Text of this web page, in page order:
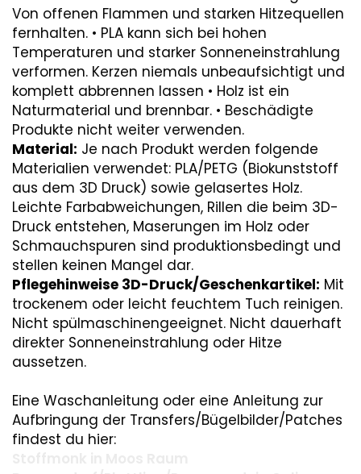
Von offenen Flammen und starken Hitzequellen
fernhalten. • PLA kann sich bei hohen
Temperaturen und starker Sonneneinstrahlung
verformen. Kerzen niemals unbeaufsichtigt und
komplett abbrennen lassen • Holz ist ein
Naturmaterial und brennbar. • Beschädigte
Produkte nicht weiter verwenden.
Material: Je nach Produkt werden folgende
Materialien verwendet: PLA/PETG (Biokunststoff
aus dem 3D Druck) sowie gelasertes Holz.
Leichte Farbabweichungen, Rillen die beim 3D-
Druck entstehen, Maserungen im Holz oder
Schmauchspuren sind produktionsbedingt und
stellen keinen Mangel dar.
Pflegehinweise 3D-Druck/Geschenkartikel: Mit
trockenem oder leicht feuchtem Tuch reinigen.
Nicht spülmaschinengeeignet. Nicht dauerhaft
direkter Sonneneinstrahlung oder Hitze
aussetzen.
Eine Waschanleitung oder eine Anleitung zur
Aufbringung der Transfers/Bügelbilder/Patches
findest du hier: